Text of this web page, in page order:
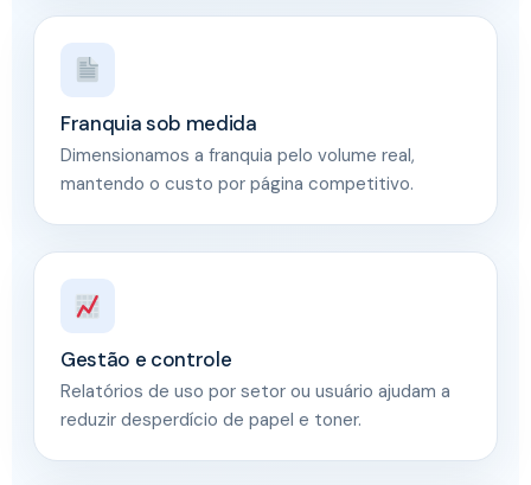
Franquia sob medida
Dimensionamos a franquia pelo volume real,
mantendo o custo por página competitivo.
Gestão e controle
Relatórios de uso por setor ou usuário ajudam a
reduzir desperdício de papel e toner.